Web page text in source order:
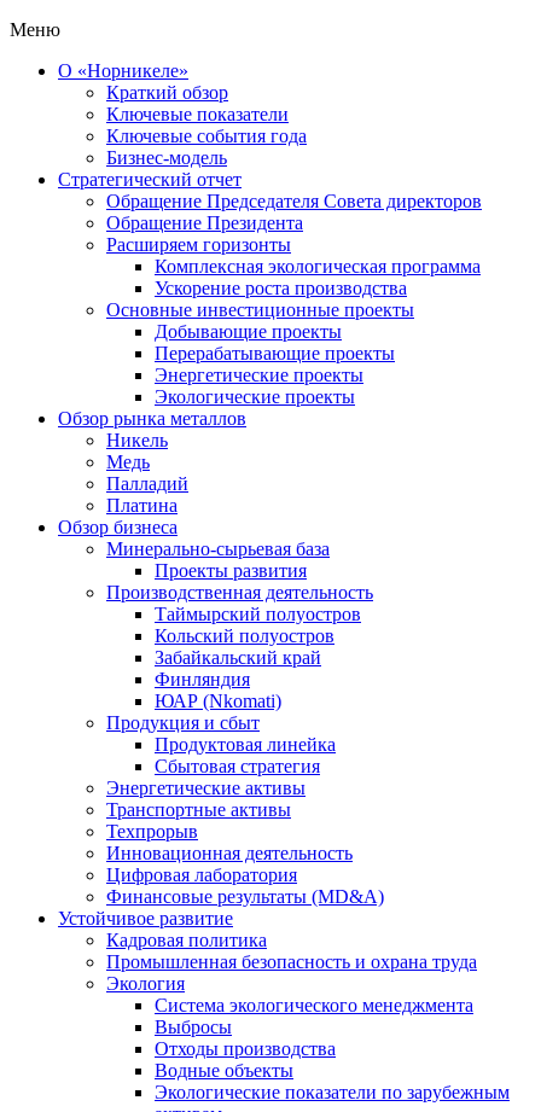
Меню
О «Норникеле»
Краткий обзор
Ключевые показатели
Ключевые события года
Бизнес-модель
Стратегический отчет
Обращение Председателя Совета директоров
Обращение Президента
Расширяем горизонты
Комплексная экологическая программа
Ускорение роста производства
Основные инвестиционные проекты
Добывающие проекты
Перерабатывающие проекты
Энергетические проекты
Экологические проекты
Обзор рынка металлов
Никель
Медь
Палладий
Платина
Обзор бизнеса
Минерально-сырьевая база
Проекты развития
Производственная деятельность
Таймырский полуостров
Кольский полуостров
Забайкальский край
Финляндия
ЮАР (Nkomati)
Продукция и сбыт
Продуктовая линейка
Сбытовая стратегия
Энергетические активы
Транспортные активы
Техпрорыв
Инновационная деятельность
Цифровая лаборатория
Финансовые результаты (MD&A)
Устойчивое развитие
Кадровая политика
Промышленная безопасность и охрана труда
Экология
Система экологического менеджмента
Выбросы
Отходы производства
Водные объекты
Экологические показатели по зарубежным